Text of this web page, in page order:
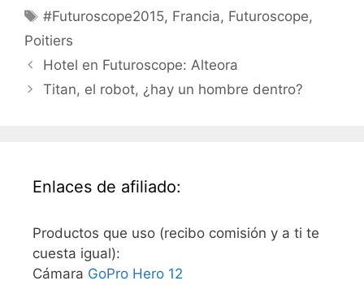
Etiquetas
#Futuroscope2015, Francia, Futuroscope,
Poitiers
Hotel en Futuroscope: Alteora
Titan, el robot, ¿hay un hombre dentro?
Enlaces de afiliado:
Productos que uso (recibo comisión y a ti te
cuesta igual):
Cámara GoPro Hero 12